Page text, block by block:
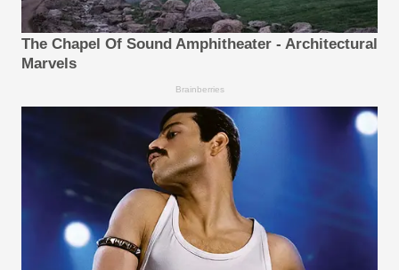
The Chapel Of Sound Amphitheater - Architectural
Marvels
Brainberries